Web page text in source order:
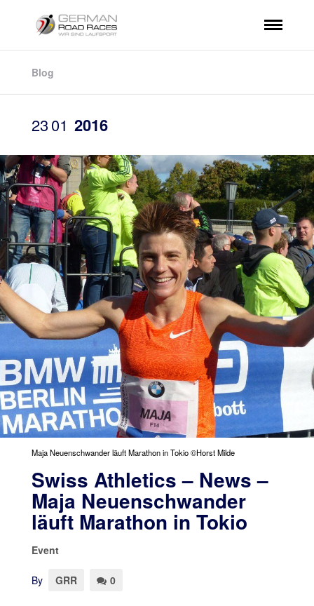
Blog
2301 2016
Maja Neuenschwander läuft Marathon in Tokio ©Horst Milde
Swiss Athletics – News –
Maja Neuenschwander
läuft Marathon in Tokio
Event
By GRR 0